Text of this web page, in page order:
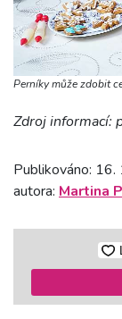
Perníky může zdobit
Zdroj informací:
Publikováno:
autora: Martina